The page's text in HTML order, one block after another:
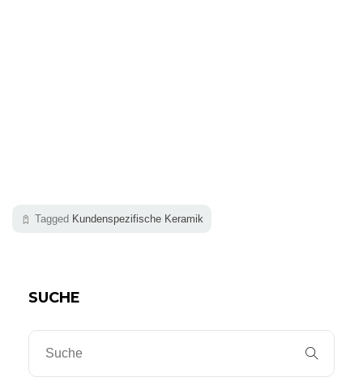
Tagged Kundenspezifische Keramik
SUCHE